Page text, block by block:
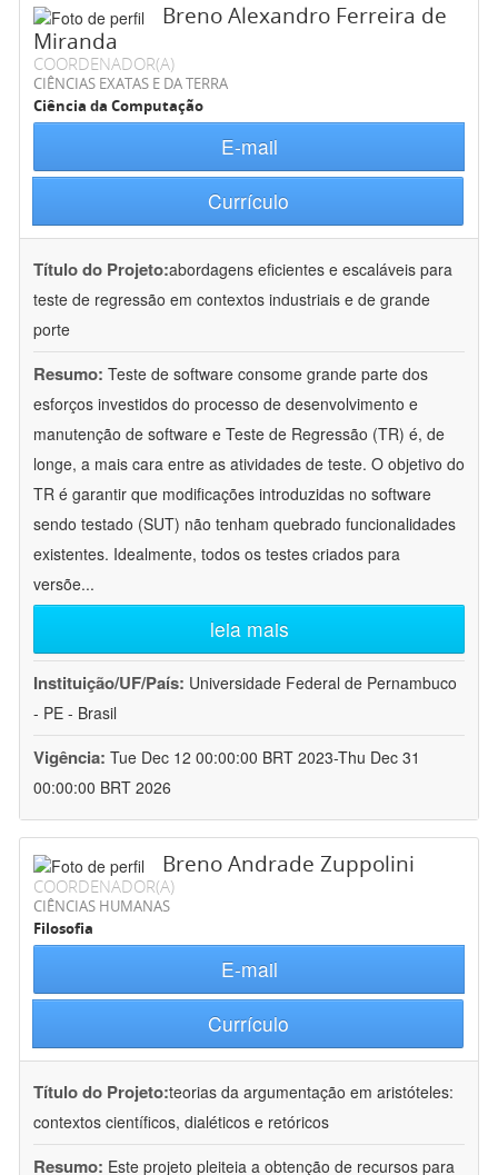
Breno Alexandro Ferreira de
Miranda
COORDENADOR(A)
CIÊNCIAS EXATAS E DA TERRA
Ciência da Computação
E-mail
Currículo
Título do Projeto:abordagens eficientes e escaláveis para
teste de regressão em contextos industriais e de grande
porte
Resumo: Teste de software consome grande parte dos
esforços investidos do processo de desenvolvimento e
manutenção de software e Teste de Regressão (TR) é, de
longe, a mais cara entre as atividades de teste. O objetivo do
TR é garantir que modificações introduzidas no software
sendo testado (SUT) não tenham quebrado funcionalidades
existentes. Idealmente, todos os testes criados para
versõe...
leia mais
Instituição/UF/País: Universidade Federal de Pernambuco
- PE - Brasil
Vigência: Tue Dec 12 00:00:00 BRT 2023-Thu Dec 31
00:00:00 BRT 2026
Breno Andrade Zuppolini
COORDENADOR(A)
CIÊNCIAS HUMANAS
Filosofia
E-mail
Currículo
Título do Projeto:teorias da argumentação em aristóteles:
contextos científicos, dialéticos e retóricos
Resumo: Este projeto pleiteia a obtenção de recursos para